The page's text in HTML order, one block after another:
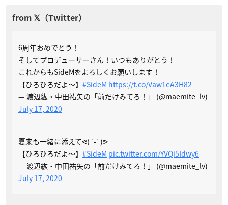
6周年おめでとう！
そしてプロデューサーさん！いつもありがとう！
これからもSideMをよろしくお願いします！
【ひろひろだよ〜】 #SideM https://t.co/Vaw1eA3H82
— 渡辺紘・中田祐矢の「前だけみてろ！」 (@maemite_lv)
July 17, 2020
夏来も一緒に添えてᕙ( ˙-˙ )ᕗ
【ひろひろだよ〜】 #SideM pic.twitter.com/YVQi5Idwy6
— 渡辺紘・中田祐矢の「前だけみてろ！」 (@maemite_lv)
July 17, 2020